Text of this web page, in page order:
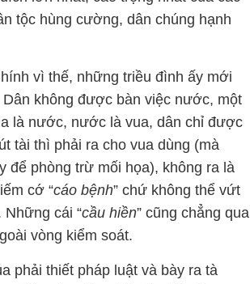
tộc hùng cường, dân chúng hạnh
vì thế, những triều đình ấy mới
không được bàn việc nước, một
là nước, nước là vua, dân chỉ được
tài thì phải ra cho vua dùng (mà
để phòng trừ mối họa), không ra là
cớ “cáo bệnh” chứ không thể vứt
cái “cầu hiền” cũng chẳng qua
vòng kiểm soát.
phải thiết pháp luật và bày ra tà